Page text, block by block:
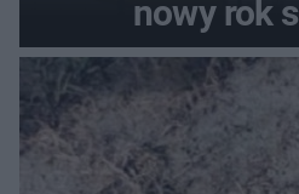
nowy rok